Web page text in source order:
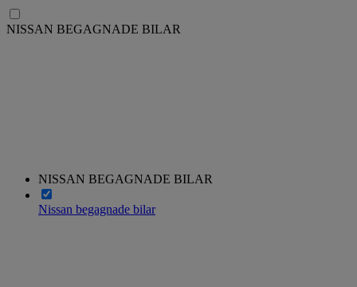
NISSAN BEGAGNADE BILAR
NISSAN BEGAGNADE BILAR
Nissan begagnade bilar